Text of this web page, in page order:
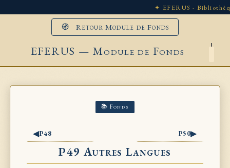
✦ EFERUS ·
🧭 Retour Module de Fonds
EFERUS — Module de Fonds
📚 Fonds
◀P48 P50▶
P49 Autres Langues